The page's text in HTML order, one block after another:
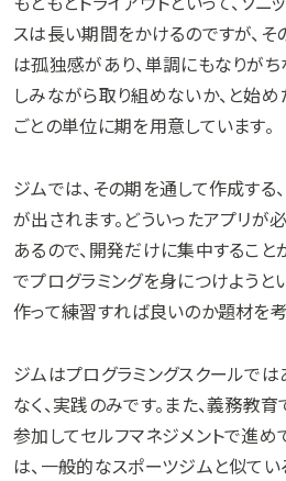
スは長い期間をかけるのですが、
は孤独感があり、単調にもなりが
しみながら取り組めないか、と始め
ごとの単位に期を用意しています。
ジムでは、その期を通して作成する
が出されます。どういったアプリ
あるので、開発だけに集中すること
でプログラミングを身につけようと
作って練習すれば良いのか題材を考
ジムはプログラミングスクールで
なく、実践のみです。また、義務教
参加してセルフマネジメントで進め
は、一般的なスポーツジムと似てい